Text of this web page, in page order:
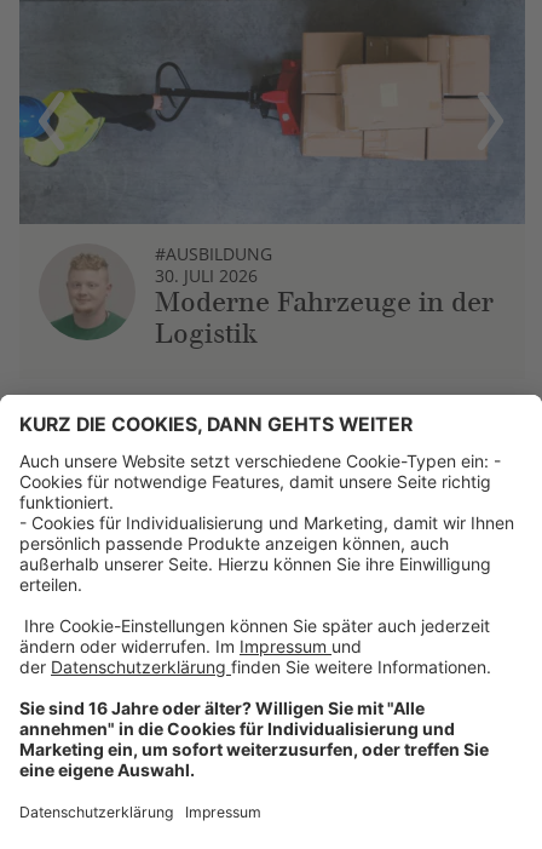
Previous
#AUSBILDUNG
30. JULI 2026
Moderne Fahrzeuge in der
Logistik
Next
Über uns
Dehner Unternehmen
Jobs bei Dehner